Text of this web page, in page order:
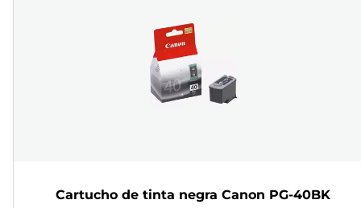
Cartucho de tinta negra Canon PG-40BK